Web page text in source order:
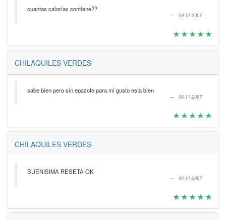
cuantas calorias contiene??
09-12-2007
CHILAQUILES VERDES
sabe bien pero sin epazote para mi gusto esta bien
06-11-2007
CHILAQUILES VERDES
BUENISIMA RESETA OK
06-11-2007